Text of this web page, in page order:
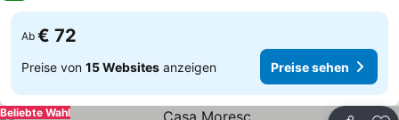
Ab € 72
Preise von 15 Websites anzeigen Preise sehen
Beliebte Wahl